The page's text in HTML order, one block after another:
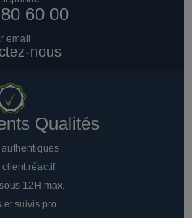
60 00
email:
nous
Qualités
authentiques
client réactif
12H max.
et suivis pro.